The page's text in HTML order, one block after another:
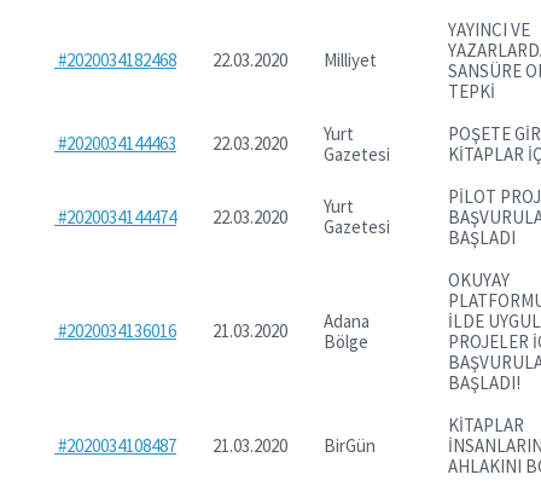
#2020034182468 22.03.2020 Milliyet
YAYINCI VE
SANSÜRE
TEPKİ
#2020034144463 22.03.2020
Yurt
Gazetesi
POŞETE
KİTAPLAR
#2020034144474 22.03.2020
Yurt
Gazetesi
PİLOT
BAŞLADI
#2020034136016 21.03.2020
Adana
Bölge
OKUYAY
İLDE
PROJELER
BAŞLADI!
#2020034108487 21.03.2020 BirGün
KİTAPLAR
AHLAKINI